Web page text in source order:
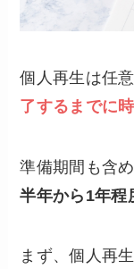
個人再生は任
了するまでに
準備期間も含
半年から1年程
まず、個人再